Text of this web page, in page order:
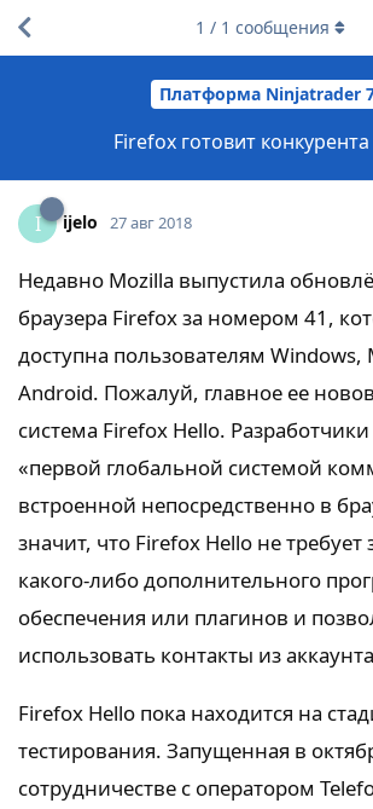
Платформа Ninjatrader
Firefox готовит
1 / 1 сообщения
I ijelo 27 авг 2018
Недавно Mozilla выпустила
браузера Firefox за номером 41,
доступна пользователям Windows,
Android. Пожалуй, главное ее
система Firefox Hello.
«первой глобальной системой
встроенной непосредственно в
значит, что Firefox Hello не требует
какого-либо дополнительного
обеспечения или плагинов и
использовать контакты из
Firefox Hello пока находится на
тестирования. Запущенная в
сотрудничестве с оператором